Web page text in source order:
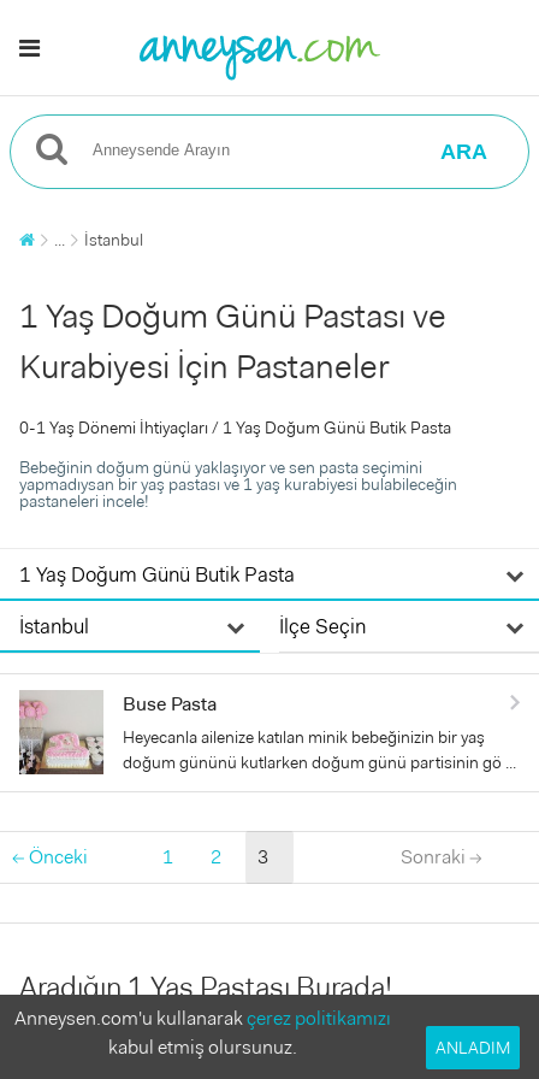
ARA
... İstanbul
1 Yaş Doğum Günü Pastası ve
Kurabiyesi İçin Pastaneler
0-1 Yaş Dönemi İhtiyaçları / 1 Yaş Doğum Günü Butik Pasta
Bebeğinin doğum günü yaklaşıyor ve sen pasta seçimini
yapmadıysan bir yaş pastası ve 1 yaş kurabiyesi bulabileceğin
pastaneleri incele!
Buse Pasta
Heyecanla ailenize katılan minik bebeğinizin bir yaş
doğum gününü kutlarken doğum günü partisinin gö ...
← Önceki 1 2 3 Sonraki →
Aradığın 1 Yaş Pastası Burada!
İlkler her zaman heyecan verici ve unutulmazdır. Söz konusu
Anneysen.com'u kullanarakçerez politikamızı
kabul etmiş olursunuz.
ANLADIM